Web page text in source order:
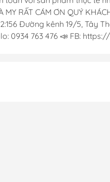
RẤT CÁM ƠN QUÝ
Đường kênh 19/5, Tây
0934 763 476 📣 FB: